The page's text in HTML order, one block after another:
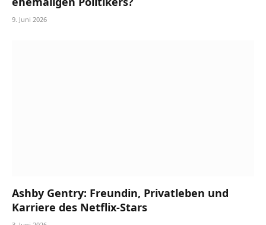
9. Juni 2026
Ashby Gentry: Freundin, Privatleben und
Karriere des Netflix-Stars